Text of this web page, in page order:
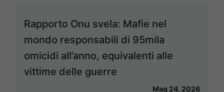
Rapporto Onu svela: Mafie nel
mondo responsabili di 95mila
omicidi all’anno, equivalenti alle
vittime delle guerre
Mag 24, 2026